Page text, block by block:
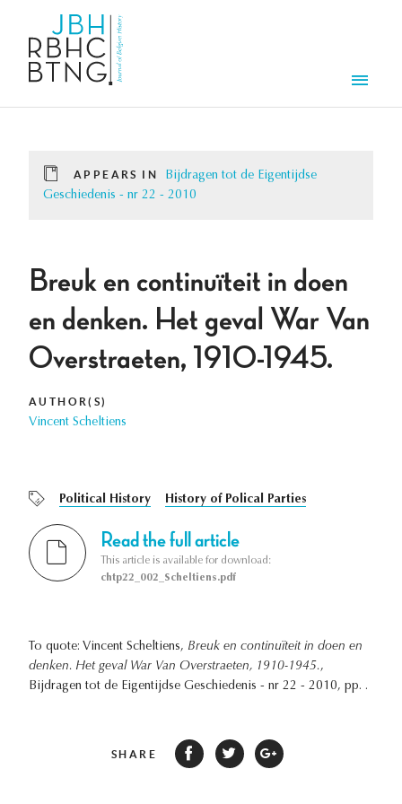
APPEARS IN
Bijdragen tot de Eigentijdse
Geschiedenis - nr 22 - 2010
Breuk en continuïteit in doen
en denken. Het geval War Van
Overstraeten, 1910-1945.
AUTHOR(S)
Vincent Scheltiens
Political History History of Polical Parties
Read the full article
This article is available for download:
chtp22_002_Scheltiens.pdf
To quote: Vincent Scheltiens, Breuk en continuïteit in doen en
denken. Het geval War Van Overstraeten, 1910-1945.,
Bijdragen tot de Eigentijdse Geschiedenis - nr 22 - 2010, pp. .
SHARE